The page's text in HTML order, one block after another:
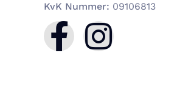
KvK Nummer: 09106813